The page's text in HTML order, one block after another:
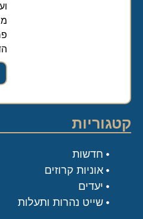
קטגוריות
חדשות
אוניות קרוזים
יעדים
שייט נהרות ותעלות